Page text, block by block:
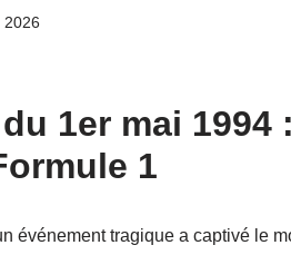
2026
1er mai
1
événement tragique a captivé le